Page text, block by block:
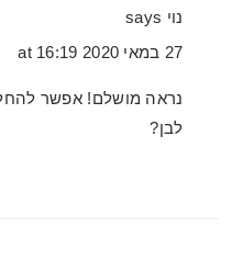
נוי says
27 במאי 2020 at 16:19
נראה מושלם! אפשר
לבן?